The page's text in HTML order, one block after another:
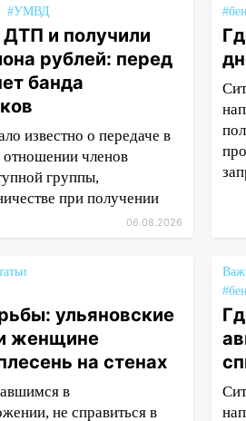
областной
приговор
за
млн рублей
на
в жену
области
#УМВД
и получили
рублей: перед
банда
известно о передаче в
отношении членов
группы,
при получении
06.08.2026
ульяновские
женщине
на стенах
в
не справиться в